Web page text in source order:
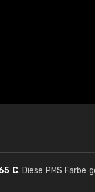
C. Diese PMS Farbe